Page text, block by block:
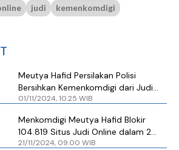
judi
kemenkomdigi
Meutya Hafid Persilakan Polisi
Bersihkan Kemenkomdigi dari Judi
Online
01/11/2024, 10.25 WIB
Menkomdigi Meutya Hafid Blokir
104.819 Situs Judi Online dalam 2
Pekan
21/11/2024, 09.00 WIB